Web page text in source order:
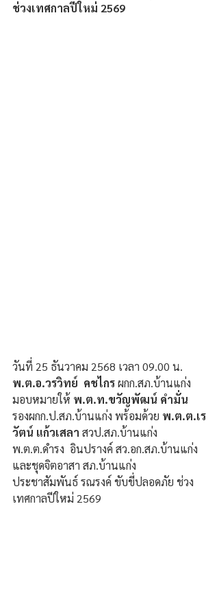
ช่วงเทศกาลปีใหม่ 2569
วันที่ 25 ธันวาคม 2568 เวลา 09.00 น.
พ.ต.อ.วรวิทย์  คชไกร ผกก.สภ.บ้านแก่ง
มอบหมายให้ พ.ต.ท.ขวัญพัฒน์ คำมั่น
รองผกก.ป.สภ.บ้านแก่ง พร้อมด้วย พ.ต.ต.เร
วัตน์ แก้วเสลา สวป.สภ.บ้านแก่ง
พ.ต.ต.ดำรง  อินปรางค์ สว.อก.สภ.บ้านแก่ง
และชุดจิตอาสา สภ.บ้านแก่ง
ประชาสัมพันธ์ รณรงค์ ขับขี่ปลอดภัย ช่วง
เทศกาลปีใหม่ 2569